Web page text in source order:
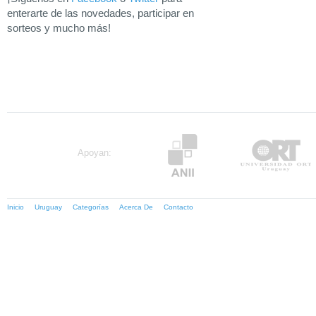
enterarte de las novedades, participar en
sorteos y mucho más!
Apoyan:
Inicio Uruguay Categorías Acerca De Contacto